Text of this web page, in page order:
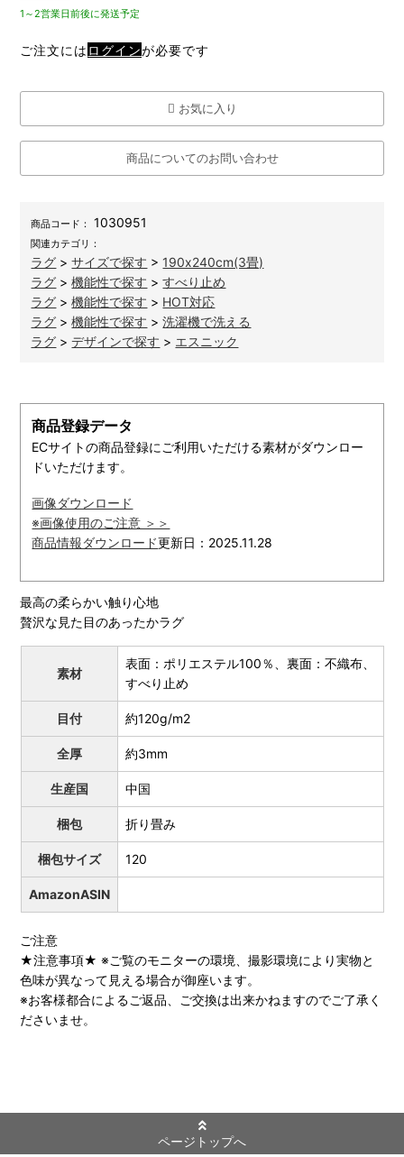
1～2営業日前後に発送予定
ご注文には ログインが必要です
お気に入り
商品についてのお問い合わせ
商品コード： 1030951
関連カテゴリ：
ラグ >サイズで探す > 190x240cm(3畳)
ラグ >機能性で探す >すべり止め
ラグ >機能性で探す > HOT対応
ラグ >機能性で探す >洗濯機で洗える
ラグ >デザインで探す > エスニック
商品登録データ
ECサイトの商品登録にご利用いただける素材がダウンロー
ドいただけます。
画像ダウンロード
※画像使用のご注意 ＞＞
商品情報ダウンロード更新日：2025.11.28
最高の柔らかい触り心地
贅沢な見た目のあったかラグ
素材
表面：ポリエステル100％、裏面：不織布、
すべり止め
目付 約120g/m2
全厚 約3mm
生産国 中国
梱包 折り畳み
梱包サイズ 120
AmazonASIN
ご注意
★注意事項★ ※ご覧のモニターの環境、撮影環境により実物と
色味が異なって見える場合が御座います。
※お客様都合によるご返品、ご交換は出来かねますのでご了承く
ださいませ。
ページトップへ